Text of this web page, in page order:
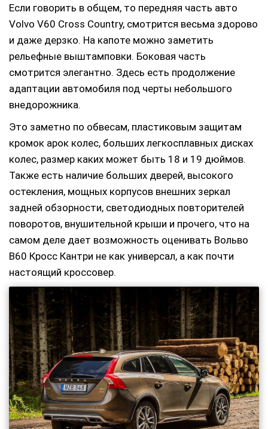
Если говорить в общем, то передняя часть авто
Volvo V60 Cross Country, смотрится весьма здорово
и даже дерзко. На капоте можно заметить
рельефные выштамповки. Боковая часть
смотрится элегантно. Здесь есть продолжение
адаптации автомобиля под черты небольшого
внедорожника.
Это заметно по обвесам, пластиковым защитам
кромок арок колес, больших легкосплавных дисках
колес, размер каких может быть 18 и 19 дюймов.
Также есть наличие больших дверей, высокого
остекления, мощных корпусов внешних зеркал
задней обзорности, светодиодных повторителей
поворотов, внушительной крыши и прочего, что на
самом деле дает возможность оценивать Вольво
В60 Кросс Кантри не как универсал, а как почти
настоящий кроссовер.